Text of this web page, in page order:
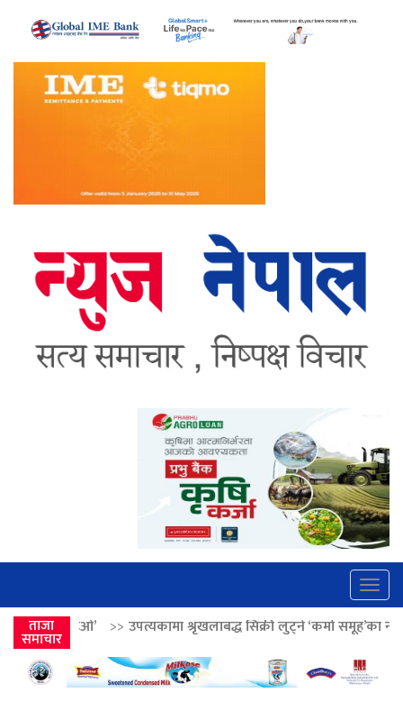
ताजा
समाचार
श्रृंखलाबद्ध सिक्री लुट्ने ‘कर्मा समूह’का नाइकेसहित पाँच पक्राउ >>